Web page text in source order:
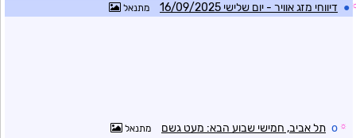
● דיווחי מזג אוויר - יום שלישי 16/09/2025 מתנאל
☼
o תל אביב, חמישי שבוע הבא: מעט גשם מתנאל